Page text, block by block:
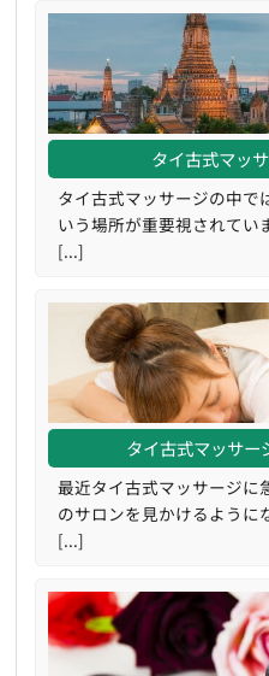
タイ古式マッ
タイ古式マッサージの中で
いう場所が重要視されてい
[...]
タイ古式マッサー
最近タイ古式マッサージに
のサロンを見かけるように
[...]